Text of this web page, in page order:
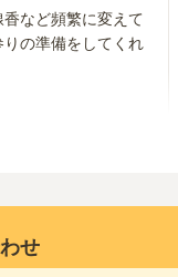
など頻繁に変えて
の準備をしてくれ
あります 桜の時期
せ